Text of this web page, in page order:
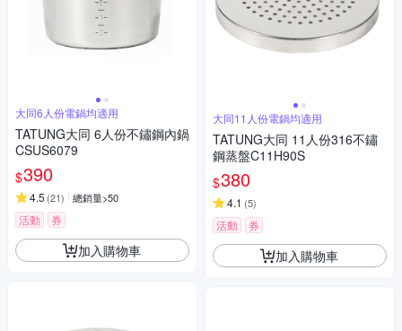
大同6人份電鍋均適用
TATUNG大同 6人份不鏽鋼內鍋
CSUS6079
$390
4.5 (21) 總銷量>50
活動 券
加入購物車
大同11人份電鍋均適用
TATUNG大同 11人份316不鏽
鋼蒸盤C11H90S
$380
4.1 (5)
活動 券
加入購物車